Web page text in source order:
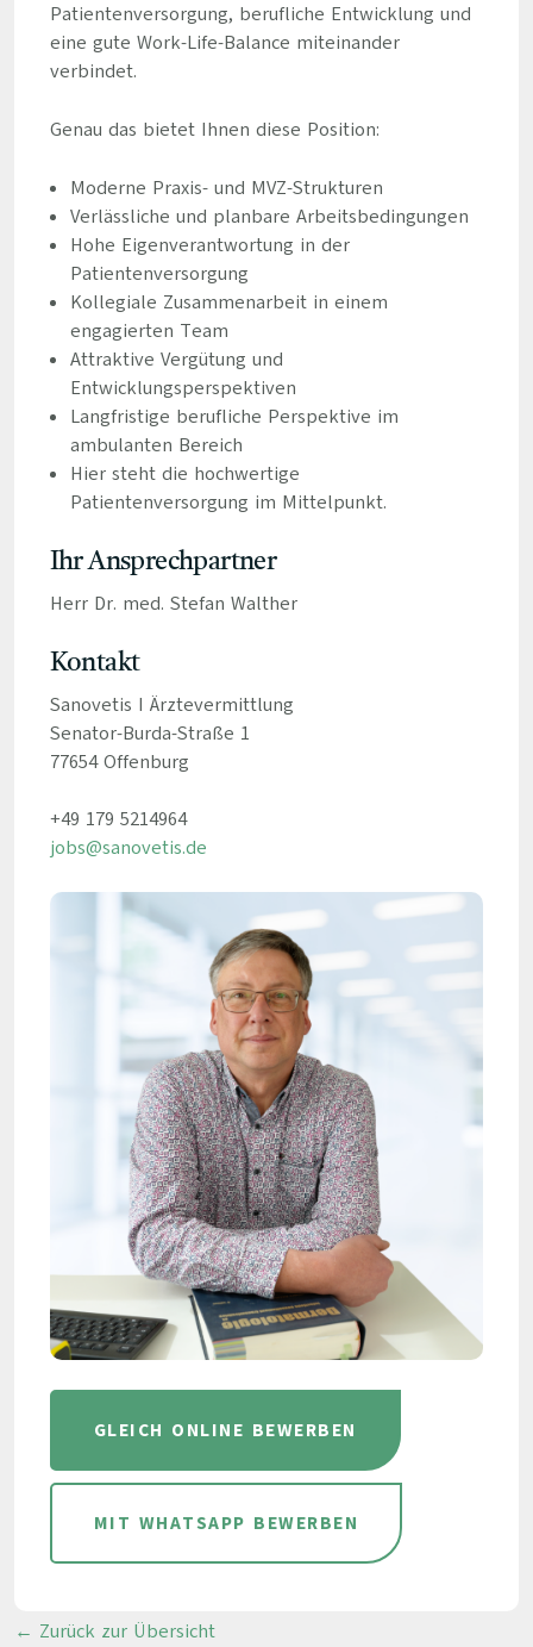
Patientenversorgung, berufliche Entwicklung und
eine gute Work-Life-Balance miteinander
verbindet.
Genau das bietet Ihnen diese Position:
Moderne Praxis- und MVZ-Strukturen
Verlässliche und planbare Arbeitsbedingungen
Hohe Eigenverantwortung in der
Patientenversorgung
Kollegiale Zusammenarbeit in einem
engagierten Team
Attraktive Vergütung und
Entwicklungsperspektiven
Langfristige berufliche Perspektive im
ambulanten Bereich
Hier steht die hochwertige
Patientenversorgung im Mittelpunkt.
Ihr Ansprechpartner
Herr Dr. med. Stefan Walther
Kontakt
Sanovetis I Ärztevermittlung
Senator-Burda-Straße 1
77654 Offenburg
+49 179 5214964
jobs@sanovetis.de
GLEICH ONLINE BEWERBEN
MIT WHATSAPP BEWERBEN
← Zurück zur Übersicht